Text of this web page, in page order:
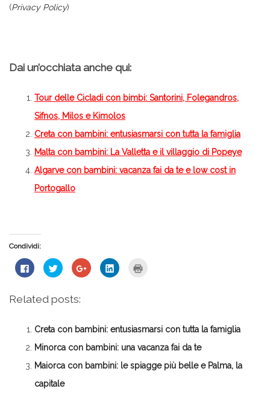
(Privacy Policy)
Dai un’occhiata anche qui:
Tour delle Cicladi con bimbi: Santorini, Folegandros,
Sifnos, Milos e Kimolos
Creta con bambini: entusiasmarsi con tutta la famiglia
Malta con bambini: La Valletta e il villaggio di Popeye
Algarve con bambini: vacanza fai da te e low cost in
Portogallo
Condividi:
Fai
clic
su
Facebook
in
una
finestra)
Fai
clic
condividere
su
in
nuova
finestra)
Fai
clic
apre
in
nuova
finestra)
Fai
clic
apre
in
nuova
finestra)
nuova
Related posts:
Creta con bambini: entusiasmarsi con tutta la famiglia
Minorca con bambini: una vacanza fai da te
Maiorca con bambini: le spiagge più belle e Palma, la
capitale